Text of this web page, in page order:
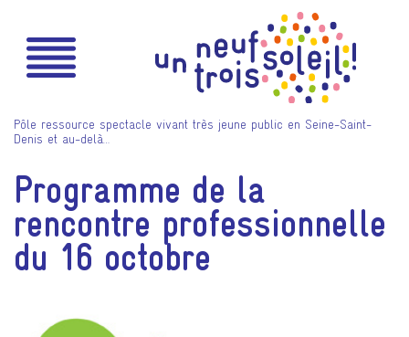
Pôle ressource spectacle vivant très jeune public en Seine-Saint-
Denis et au-delà…
Programme de la
rencontre professionnelle
du 16 octobre